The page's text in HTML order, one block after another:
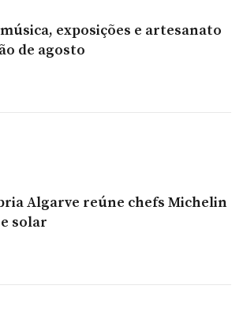
exposições e artesanato
de agosto
Algarve reúne chefs Michelin
solar